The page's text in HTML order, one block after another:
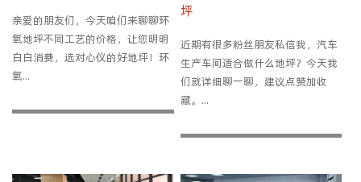
亲爱的朋友们，今天咱们来聊聊环
氧地坪不同工艺的价格，让您明明
白白消费，选对心仪的好地坪！环
氧...
坪
近期有很多粉丝朋友私信我，汽车
生产车间适合做什么地坪？今天我
们就详细聊一聊，建议点赞加收
藏。...